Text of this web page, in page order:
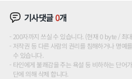
기사댓글0개
200자까지 쓰실 수 있습니다. (현재 0 byte / 최
저작권 등 다른 사람의 권리를 침해하거나 명예
수 있습니다.
타인에게 불쾌감을 주는 욕설 등 비하하는 단어
단에 의해 삭제 합니다.